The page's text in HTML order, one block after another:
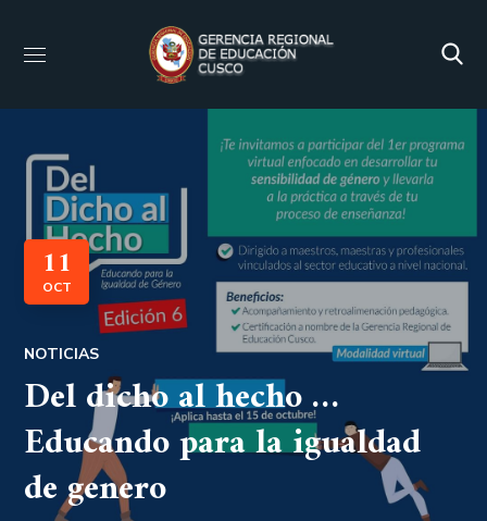
11
OCT
NOTICIAS
Del dicho al hecho …
Educando para la igualdad
de genero